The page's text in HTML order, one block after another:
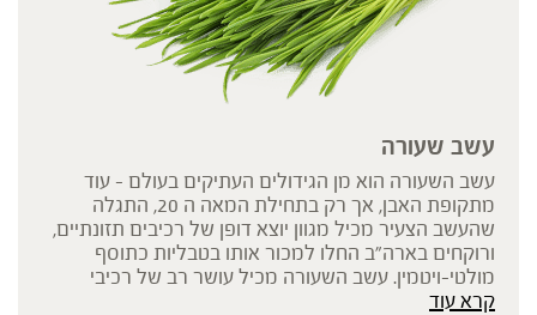
עשב שעורה
עשב השעורה הוא מן הגידולים העתיקים בעולם – עוד
מתקופת האבן, אך רק בתחילת המאה ה 20, התגלה
שהעשב הצעיר מכיל מגוון יוצא דופן של רכיבים תזונתיים,
ורוקחים בארה"ב החלו למכור אותו בטבליות כתוסף
מולטי-ויטמין. עשב השעורה מכיל עושר רב של רכיבי
תזונה, נוגדי חמצון ואנזימים חשובים, ביניהם, סידן, ברזל,
קרא עוד